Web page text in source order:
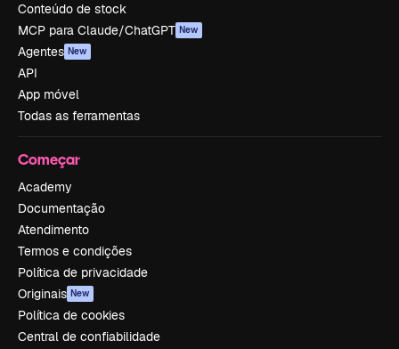
Conteúdo de stock
MCP para Claude/ChatGPT New
Agentes New
API
App móvel
Todas as ferramentas
Começar
Academy
Documentação
Atendimento
Termos e condições
Política de privacidade
Originais New
Política de cookies
Central de confiabilidade